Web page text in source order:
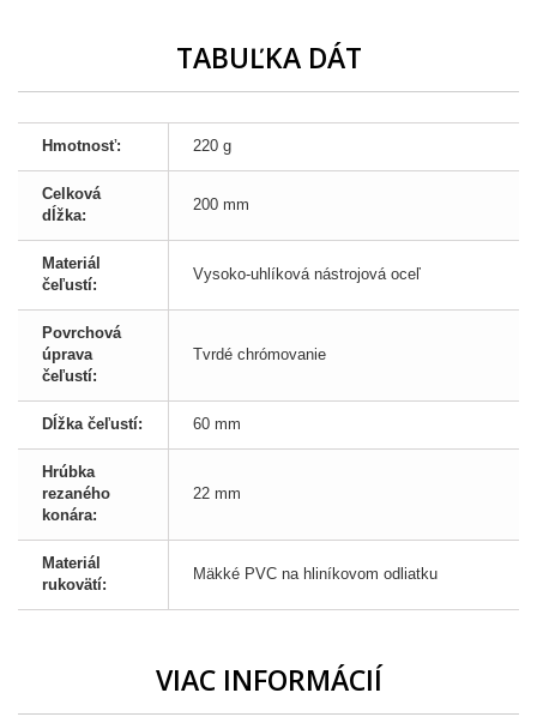
TABUĽKA DÁT
Hmotnosť: 220 g
Celková
dĺžka:
200 mm
Materiál
čeľustí:
Vysoko-uhlíková nástrojová oceľ
Povrchová
úprava
čeľustí:
Tvrdé chrómovanie
Dĺžka čeľustí: 60 mm
Hrúbka
rezaného
konára:
22 mm
Materiál
rukovätí:
Mäkké PVC na hliníkovom odliatku
VIAC INFORMÁCIÍ